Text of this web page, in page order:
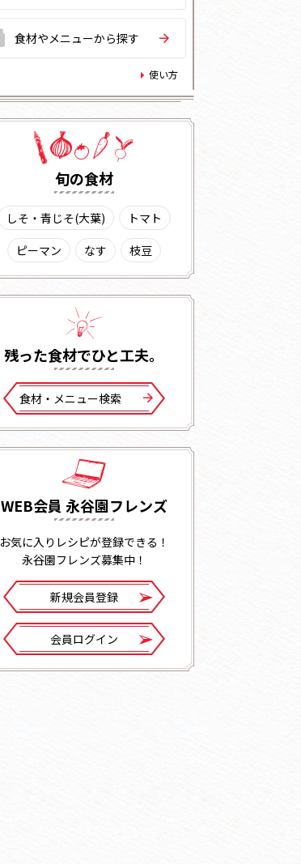
食材やメニューから探す
使い方
旬の⾷材
しそ・青じそ(大葉)
トマト
ピーマン
なす 枝豆
残った⾷材でひと⼯夫。
⾷材・メニュー検索
WEB会員 永谷園フレンズ
お気に入りレシピが登録できる！
永谷園フレンズ募集中！
新規会員登録
会員ログイン